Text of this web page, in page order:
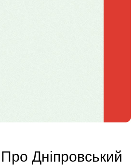
Про Дніпровський